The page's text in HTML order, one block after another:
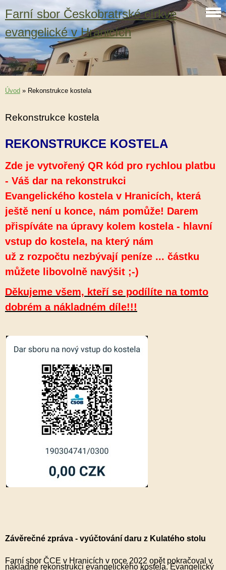
Farní sbor Českobratrské církve
evangelické v Hranicích
Úvod » Rekonstrukce kostela
Rekonstrukce kostela
REKONSTRUKCE KOSTELA
Zde je vytvořený QR kód pro rychlou platbu
- Váš dar na rekonstrukci
Evangelického kostela v Hranicích, která
ještě není u konce, nám pomůže! Darem
přispíváte na úpravy kolem kostela - hlavní
vstup do kostela, na který nám
už z rozpočtu nezbývají peníze ... částku
můžete libovolně navýšit ;-)
Děkujeme všem, kteří se podílíte na tomto
dobrém a nákladném díle!!!
Závěrečné zpráva - vyúčtování daru z Kulatého stolu
Farní sbor ČCE v Hranicích v roce 2022 opět pokračoval v
nákladné rekonstrukci evangelického kostela. Evangelický